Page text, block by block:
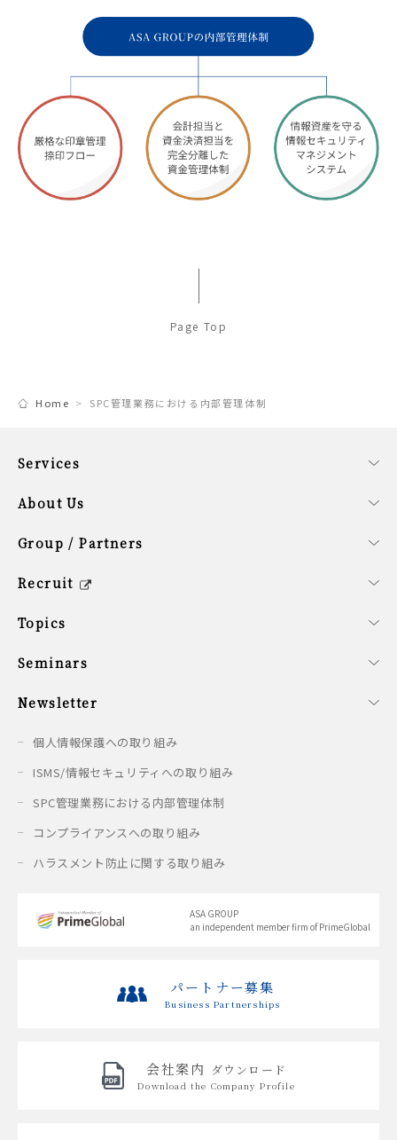
Page Top
Home SPC管理業務における内部管理体制
Services
About Us
Group / Partners
Recruit
Topics
Seminars
Newsletter
個人情報保護への取り組み
ISMS/情報セキュリティへの取り組み
SPC管理業務における内部管理体制
コンプライアンスへの取り組み
ハラスメント防止に関する取り組み
ASA GROUP
an independent member firm of PrimeGlobal
パートナー募集
Business Partnerships
会社案内 ダウンロード
Download the Company Profile